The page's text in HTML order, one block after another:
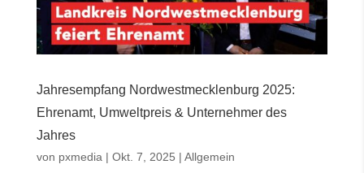
Jahresempfang Nordwestmecklenburg 2025:
Ehrenamt, Umweltpreis & Unternehmer des
Jahres
von pxmedia| Okt. 7, 2025 | Allgemein